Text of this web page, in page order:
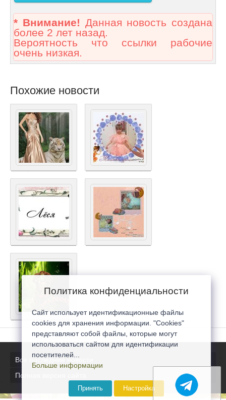
* Внимание! Данная новость создана
более 2 лет назад.
Вероятность что ссылки рабочие
очень низкая.
Похожие новости
Все последние новости
Полная версия сайта
Политика конфиденциальности
Сайт использует идентификационные файлы
cookies для хранения информации. "Cookies"
представляют собой файлы, которые могут
использоваться сайтом для идентификации
посетителей...
Больше информации
Принять Настройка